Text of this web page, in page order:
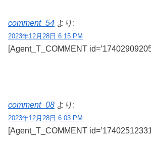
comment_54 より:
2023年12月28日 6:15 PM
[Agent_T_COMMENT
comment_08 より:
2023年12月28日 6:03 PM
[Agent_T_COMMENT